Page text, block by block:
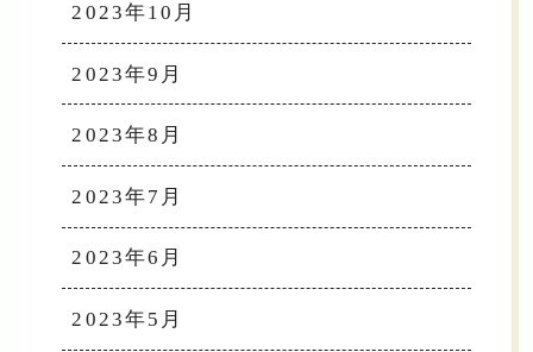
2023年10月
2023年9月
2023年8月
2023年7月
2023年6月
2023年5月